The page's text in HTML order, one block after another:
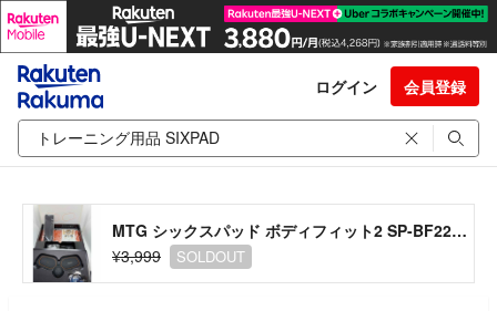
ログイン 会員登録
MTG シックスパッド ボディフィット2 SP-BF2213F-R
¥3,999
SOLDOUT